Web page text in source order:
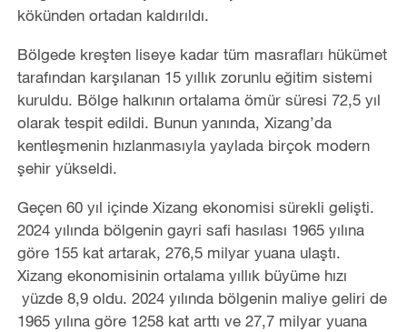
kökünden ortadan kaldırıldı.
Bölgede kreşten liseye kadar tüm masrafları hükümet
tarafından karşılanan 15 yıllık zorunlu eğitim sistemi
kuruldu. Bölge halkının ortalama ömür süresi 72,5 yıl
olarak tespit edildi. Bunun yanında, Xizang’da
kentleşmenin hızlanmasıyla yaylada birçok modern
şehir yükseldi.
Geçen 60 yıl içinde Xizang ekonomisi sürekli gelişti.
2024 yılında bölgenin gayri safi hasılası 1965 yılına
göre 155 kat artarak, 276,5 milyar yuana ulaştı.
Xizang ekonomisinin ortalama yıllık büyüme hızı
yüzde 8,9 oldu. 2024 yılında bölgenin maliye geliri de
1965 yılına göre 1258 kat arttı ve 27,7 milyar yuana